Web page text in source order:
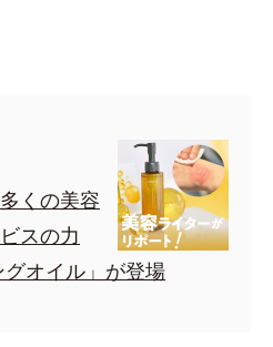
くの美容
スの力
オイル」が登場